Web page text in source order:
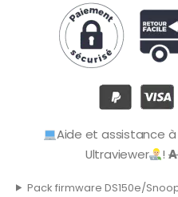
Aide et assistance à
Ultraviewer
!
Pack firmware DS150e/